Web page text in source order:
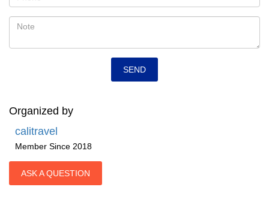
Organized by
calitravel
Member Since 2018
ASK A QUESTION